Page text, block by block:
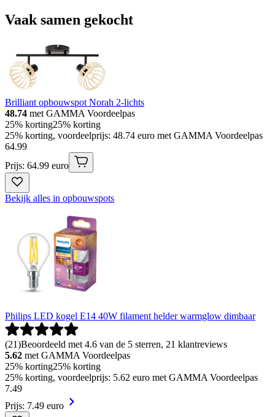
Vaak samen gekocht
Brilliant opbouwspot Norah 2-lichts
48.74 met GAMMA Voordeelpas
25% korting25% korting
25% korting, voordeelprijs: 48.74 euro met GAMMA Voordeelpas
64.99
Prijs: 64.99 euro
Bekijk alles in opbouwspots
Philips LED kogel E14 40W filament helder warmglow dimbaar
(21)Beoordeeld met 4.6 van de 5 sterren, 21 klantreviews
5.62 met GAMMA Voordeelpas
25% korting25% korting
25% korting, voordeelprijs: 5.62 euro met GAMMA Voordeelpas
7.49
Prijs: 7.49 euro